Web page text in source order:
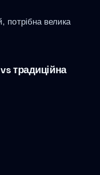
потрібна велика
традиційна